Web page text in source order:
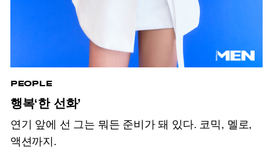
PEOPLE
행복‘한 선화’
연기 앞에 선 그는 뭐든 준비가 돼 있다. 코믹, 멜로,
액션까지.